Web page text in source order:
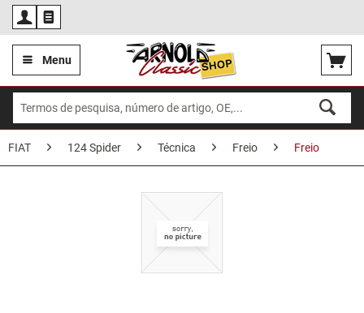
Menu
FIAT 124 Spider Técnica Freio Freio